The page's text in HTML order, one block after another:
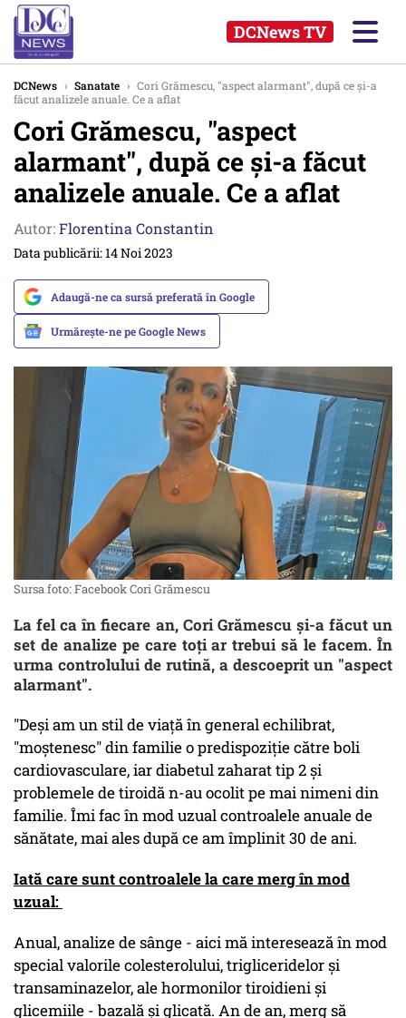
DCNews TV
DCNews › Sanatate › Cori Grămescu, "aspect alarmant", după ce și-a
făcut analizele anuale. Ce a aflat
Cori Grămescu, "aspect
alarmant", după ce și-a făcut
analizele anuale. Ce a aflat
Autor:Florentina Constantin
Data publicării: 14 Noi 2023
Adaugă-ne ca sursă preferată în Google
Urmărește-ne pe Google News
Sursa foto: Facebook Cori Grămescu
La fel ca în fiecare an, Cori Grămescu și-a făcut un
set de analize pe care toți ar trebui să le facem. În
urma controlului de rutină, a descoeprit un "aspect
alarmant".
"Deşi am un stil de viaţă în general echilibrat,
"moştenesc" din familie o predispoziţie către boli
cardiovasculare, iar diabetul zaharat tip 2 şi
problemele de tiroidă n-au ocolit pe mai nimeni din
familie. Îmi fac în mod uzual controalele anuale de
sănătate, mai ales după ce am împlinit 30 de ani.
Iată care sunt controalele la care merg în mod
uzual:
Anual, analize de sânge - aici mă interesează în mod
special valorile colesterolului, trigliceridelor şi
transaminazelor, ale hormonilor tiroidieni şi
glicemiile - bazală şi glicată. An de an, merg să